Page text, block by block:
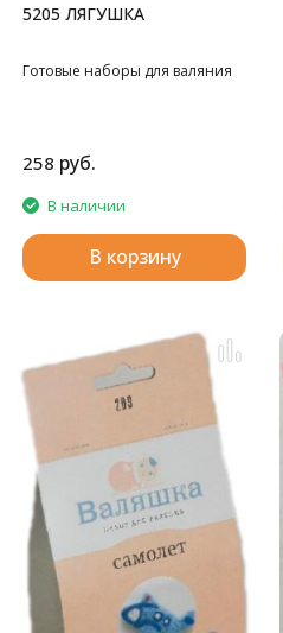
5205 ЛЯГУШКА
Готовые наборы для валяния
258 руб.
В наличии
В корзину